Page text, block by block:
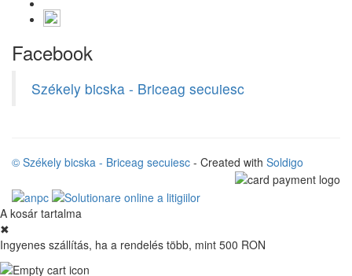
Facebook
Székely bicska - Briceag secuiesc
© Székely bicska - Briceag secuiesc - Created with Soldigo
A kosár tartalma
✖
Ingyenes szállítás, ha a rendelés több, mint 500 RON